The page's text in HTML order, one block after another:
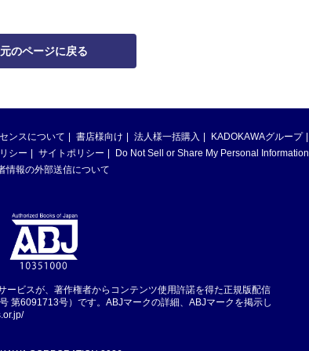
元のページに戻る
ンスについて 書店様向け 法人様一括購入
KADOKAWAグループ
シー サイトポリシー
Do Not Sell or Share My Personal Information
情報の外部送信について
ービスが、著作権者からコンテンツ使用許諾を得た正規版配信
第6091713号）です。ABJマークの詳細、ABJマークを掲示し